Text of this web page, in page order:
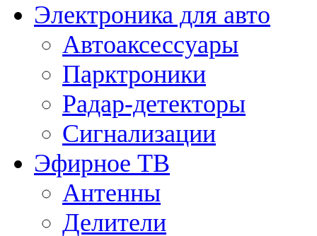
Электроника для авто
Автоаксессуары
Парктроники
Радар-детекторы
Сигнализации
Эфирное ТВ
Антенны
Делители